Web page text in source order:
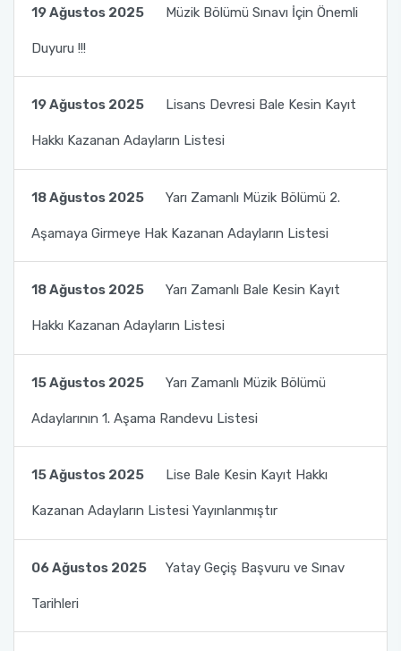
19 Ağustos 2025 Müzik Bölümü Sınavı İçin Önemli
Duyuru !!!
19 Ağustos 2025 Lisans Devresi Bale Kesin Kayıt
Hakkı Kazanan Adayların Listesi
18 Ağustos 2025 Yarı Zamanlı Müzik Bölümü 2.
Aşamaya Girmeye Hak Kazanan Adayların Listesi
18 Ağustos 2025 Yarı Zamanlı Bale Kesin Kayıt
Hakkı Kazanan Adayların Listesi
15 Ağustos 2025 Yarı Zamanlı Müzik Bölümü
Adaylarının 1. Aşama Randevu Listesi
15 Ağustos 2025 Lise Bale Kesin Kayıt Hakkı
Kazanan Adayların Listesi Yayınlanmıştır
06 Ağustos 2025 Yatay Geçiş Başvuru ve Sınav
Tarihleri
Temel Kulak Eğitimi
Mezun Takip Komisyonu
Tanıtım ve Medya Koordinatörlüğü
Akreditasyon Kurulu
Ölçme ve Değerlendirme Komisyonu